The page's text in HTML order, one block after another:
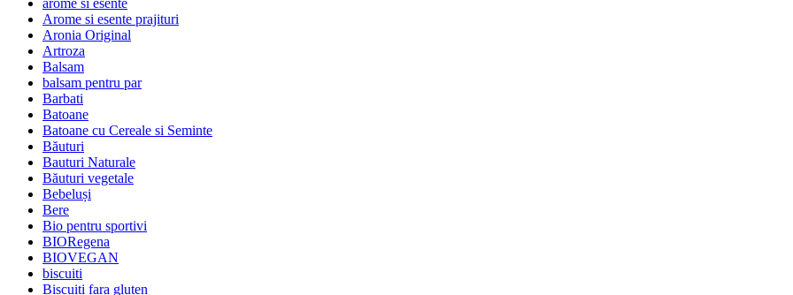
Arome si esente prajituri
Aronia Original
Artroza
Balsam
balsam pentru par
Barbati
Batoane
Batoane cu Cereale si Seminte
Băuturi
Bauturi Naturale
Băuturi vegetale
Bebeluși
Bere
Bio pentru sportivi
BIORegena
BIOVEGAN
biscuiti
Biscuiti fara gluten